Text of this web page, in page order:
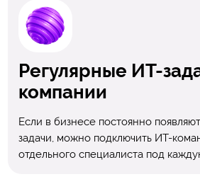
Регулярные ИТ-
компании
Если в бизнесе постоянно
задачи, можно подключить ИТ-
отдельного специалиста под